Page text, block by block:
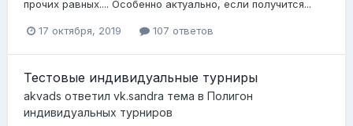
прочих равных.... Особенно актуально, если получится...
17 октября, 2019 107 ответов
Тестовые индивидуальные турниры
akvads ответил vk.sandra тема в Полигон
индивидуальных турниров